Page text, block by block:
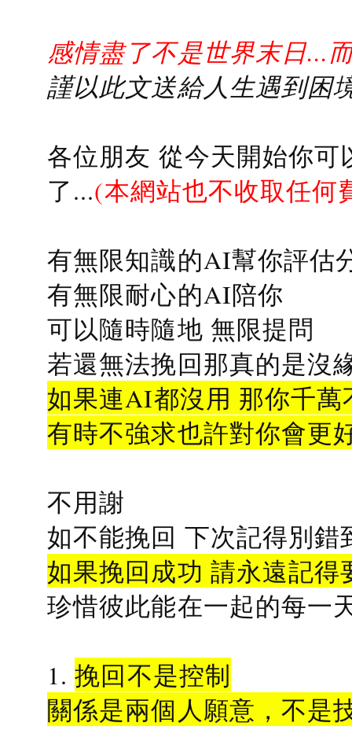
感情盡了不是世界末日...
謹以此文送給人生遇到困
各位朋友 從今天開始你
了...(本網站也不收取任何
有無限知識的AI幫你評估
有無限耐心的AI陪你
可以隨時隨地 無限提問
若還無法挽回那真的是沒
如果連AI都沒用 那你千
有時不強求也許對你會更
不用謝
如不能挽回 下次記得別錯
如果挽回成功 請永遠記得
珍惜彼此能在一起的每一
1.挽回不是控制
關係是兩個人願意，不是